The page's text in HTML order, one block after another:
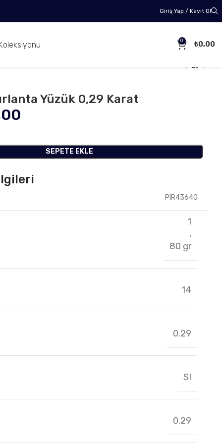
Giriş Yap / Kayıt Ol
0 ₺0,00
Yüzük 0,29 Karat
SEPETE EKLE
PIR43640
1
,
80 gr
14
0.29
SI
0.29